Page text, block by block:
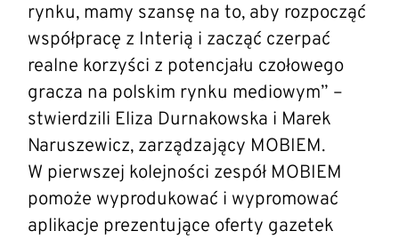
rynku, mamy szansę na to, aby rozpocząć
współpracę z Interią i zacząć czerpać
realne korzyści z potencjału czołowego
gracza na polskim rynku mediowym” –
stwierdzili Eliza Durnakowska i Marek
Naruszewicz, zarządzający MOBIEM.
W pierwszej kolejności zespół MOBIEM
pomoże wyprodukować i wypromować
aplikacje prezentujące oferty gazetek